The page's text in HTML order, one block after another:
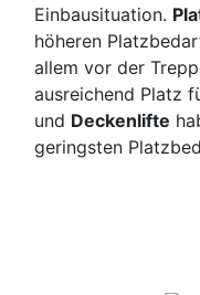
Einbausituation.
höheren
allem vor der
ausreichend Platz
und Deckenlifte
geringsten